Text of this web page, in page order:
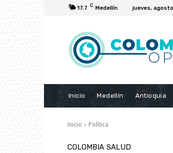
17.7 C Medellín jueves,
Inicio Medellín Antioquia
Inicio Política
COLOMBIA SALUD